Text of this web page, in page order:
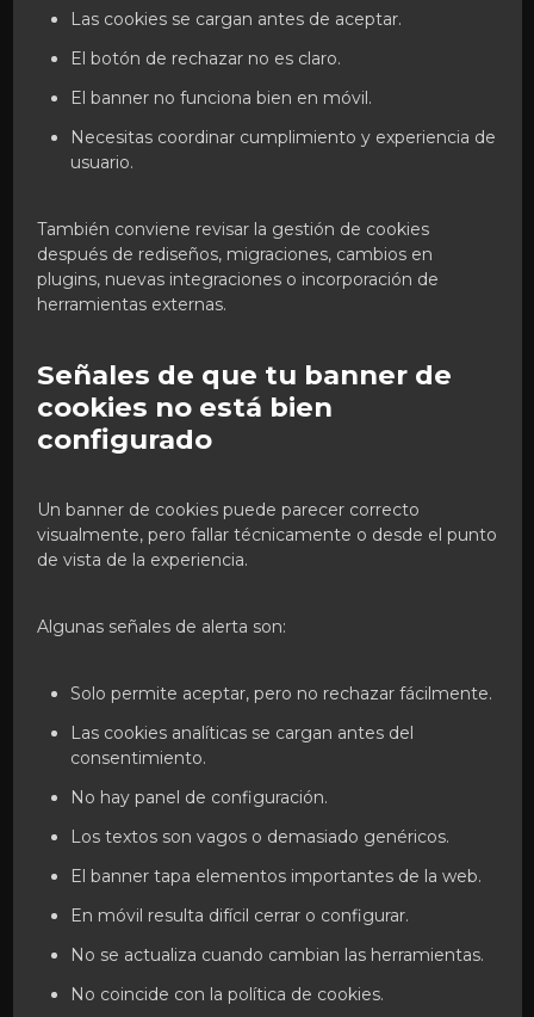
Las cookies se cargan antes de aceptar.
El botón de rechazar no es claro.
El banner no funciona bien en móvil.
Necesitas coordinar cumplimiento y experiencia de
usuario.
También conviene revisar la gestión de cookies
después de rediseños, migraciones, cambios en
plugins, nuevas integraciones o incorporación de
herramientas externas.
Señales de que tu banner de
cookies no está bien
configurado
Un banner de cookies puede parecer correcto
visualmente, pero fallar técnicamente o desde el punto
de vista de la experiencia.
Algunas señales de alerta son:
Solo permite aceptar, pero no rechazar fácilmente.
Las cookies analíticas se cargan antes del
consentimiento.
No hay panel de configuración.
Los textos son vagos o demasiado genéricos.
El banner tapa elementos importantes de la web.
En móvil resulta difícil cerrar o configurar.
No se actualiza cuando cambian las herramientas.
No coincide con la política de cookies.